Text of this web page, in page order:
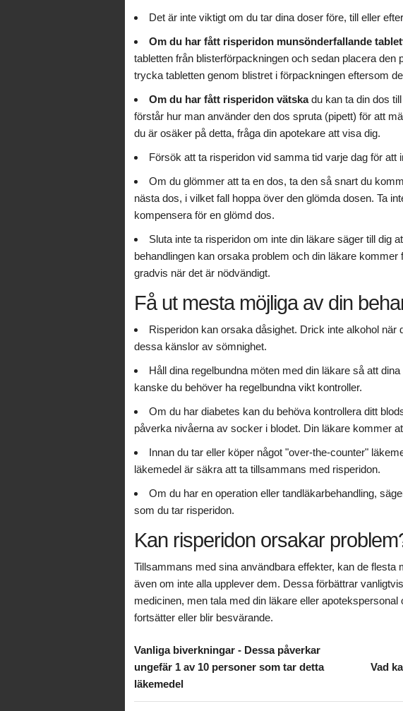
Det är inte viktigt om du tar dina doser före, till eller
Om du har fått risperidon munsönderfallande
tabletten från blisterförpackningen och sedan placera den
trycka tabletten genom blistret i förpackningen eftersom
Om du har fått risperidon vätskadu kan ta din dos
förstår hur man använder den dos spruta (pipett) för att
du är osäker på detta, fråga din apotekare att visa dig.
Försök att ta risperidon vid samma tid varje dag för att
Om du glömmer att ta en dos, ta den så snart du
nästa dos, i vilket fall hoppa över den glömda dosen. Ta
kompensera för en glömd dos.
Sluta inte ta risperidon om inte din läkare säger till dig
behandlingen kan orsaka problem och din läkare
gradvis när det är nödvändigt.
Få ut mesta möjliga av din
Risperidon kan orsaka dåsighet. Drick inte alkohol när
dessa känslor av sömnighet.
Håll dina regelbundna möten med din läkare så att
kanske du behöver ha regelbundna vikt kontroller.
Om du har diabetes kan du behöva kontrollera ditt
påverka nivåerna av socker i blodet. Din läkare kommer
Innan du tar eller köper något "over-the-counter"
läkemedel är säkra att ta tillsammans med risperidon.
Om du har en operation eller tandläkarbehandling,
som du tar risperidon.
Kan risperidon orsakar
Tillsammans med sina användbara effekter, kan de
även om inte alla upplever dem. Dessa förbättrar
medicinen, men tala med din läkare eller
fortsätter eller blir besvärande.
Vanliga biverkningar - Dessa påverkar
ungefär 1 av 10 personer som tar detta
läkemedel
Vad